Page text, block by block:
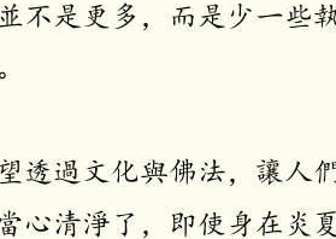
不是更多，而是少一些
透過文化與佛法，讓人
心清淨了，即使身在炎